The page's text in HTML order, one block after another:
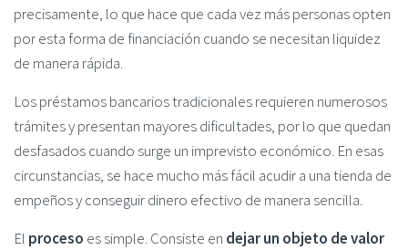
precisamente, lo que hace que cada vez más personas opten
por esta forma de financiación cuando se necesitan liquidez
de manera rápida.
Los préstamos bancarios tradicionales requieren numerosos
trámites y presentan mayores dificultades, por lo que quedan
desfasados cuando surge un imprevisto económico. En esas
circunstancias, se hace mucho más fácil acudir a una tienda de
empeños y conseguir dinero efectivo de manera sencilla.
El proceso es simple. Consiste en dejar un objeto de valor